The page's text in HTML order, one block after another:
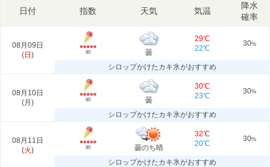
日付 指数 天気 気温
降水
確率
08月09日
(日 ) 80 曇
29℃
22℃
30%
シロップかけたカキ氷がおすすめ
08月10日
(月 ) 80 曇
30℃
23℃
30%
シロップかけたカキ氷がおすすめ
08月11日
(火) 80 曇のち晴
32℃
20℃
30%
シロップかけたカキ氷がおすすめ